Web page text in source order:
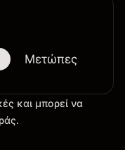
Μετώπες
και μπορεί να